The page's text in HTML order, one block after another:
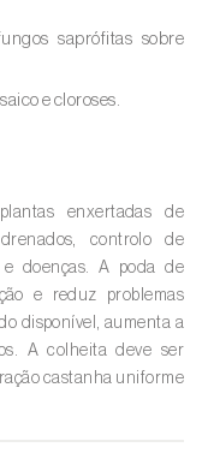
spp.
saprófitas sobre
e cloroses.
enxertadas de
controlo de
e doenças. A poda de
e reduz problemas
disponível, aumenta a
A colheita deve ser
castanha uniforme